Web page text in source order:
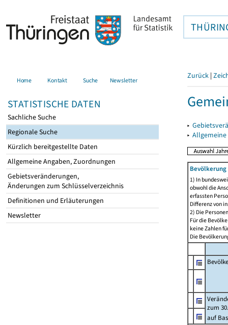
Home Kontakt Suche Newsletter
STATISTISCHE DATEN
Sachliche Suche
Regionale Suche
Kürzlich bereitgestellte Daten
Allgemeine Angaben, Zuordnungen
Gebietsveränderungen,
Änderungen zum Schlüsselverzeichnis
Definitionen und Erläuterungen
Newsletter
Zurück |
▸
▸
1) In
obwohl die
erfassten
Differenz von
2) Die
Für die
keine Zahlen
Die
zum
auf